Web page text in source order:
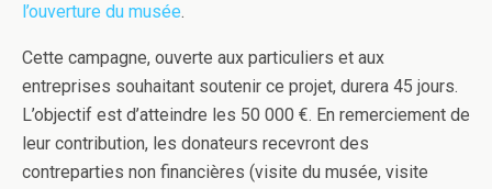
l’ouverture du musée.
Cette campagne, ouverte aux particuliers et aux
entreprises souhaitant soutenir ce projet, durera 45 jours.
L’objectif est d’atteindre les 50 000 €. En remerciement de
leur contribution, les donateurs recevront des
contreparties non financières (visite du musée, visite